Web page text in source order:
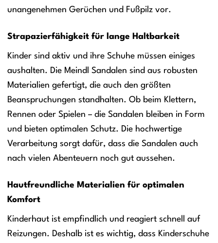
unangenehmen Gerüchen und Fußpilz vor.
Strapazierfähigkeit für lange Haltbarkeit
Kinder sind aktiv und ihre Schuhe müssen einiges
aushalten. Die Meindl Sandalen sind aus robusten
Materialien gefertigt, die auch den größten
Beanspruchungen standhalten. Ob beim Klettern,
Rennen oder Spielen – die Sandalen bleiben in Form
und bieten optimalen Schutz. Die hochwertige
Verarbeitung sorgt dafür, dass die Sandalen auch
nach vielen Abenteuern noch gut aussehen.
Hautfreundliche Materialien für optimalen
Komfort
Kinderhaut ist empfindlich und reagiert schnell auf
Reizungen. Deshalb ist es wichtig, dass Kinderschuhe